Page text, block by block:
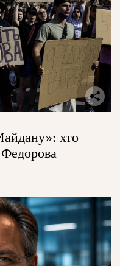
хто
Федорова